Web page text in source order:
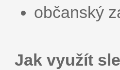
občanský
Jak využít